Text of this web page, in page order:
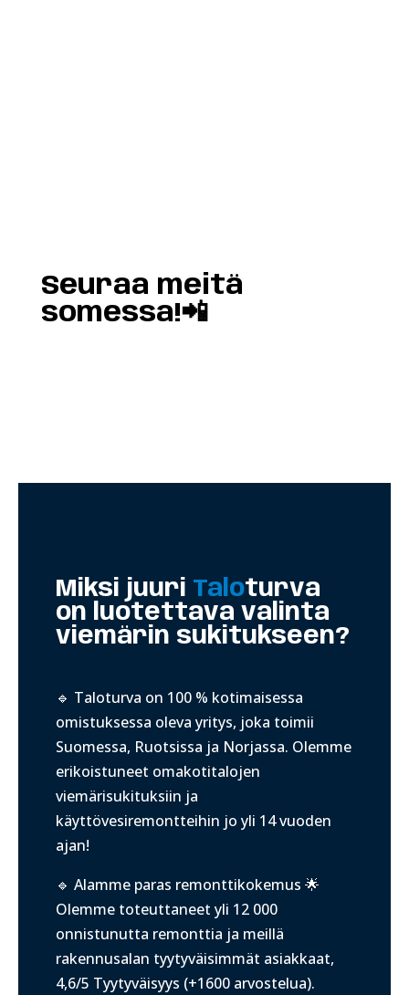
Load More Follow on Instagram
Seuraa meitä
somessa!📲
Miksi juuri Taloturva
on luotettava valinta
viemärin sukitukseen?
🔹 Taloturva on 100 % kotimaisessa
omistuksessa oleva yritys, joka toimii
Suomessa, Ruotsissa ja Norjassa. Olemme
erikoistuneet omakotitalojen
viemärisukituksiin ja
käyttövesiremontteihin jo yli 14 vuoden
ajan!
🔹 Alamme paras remonttikokemus 🌟
Olemme toteuttaneet yli 12 000
onnistunutta remonttia ja meillä
rakennusalan tyytyväisimmät asiakkaat,
4,6/5 Tyytyväisyys (+1600 arvostelua).